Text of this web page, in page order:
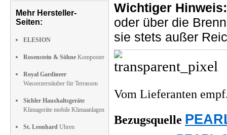
Mehr Hersteller-
Seiten:
ELESION
Rosenstein & Söhne Komposter
Royal Gardineer
Wasserzerstäuber für Terrassen
Sichler Haushaltsgeräte
Klimageräte mobile Klimaanlagen
St. Leonhard Uhren
Wichtiger Hinweis:
oder über die
sie stets außer
Vom Lieferanten
Bezugsquelle